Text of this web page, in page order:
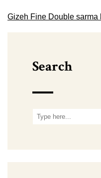
Gizeh Fine Double sarma
Search